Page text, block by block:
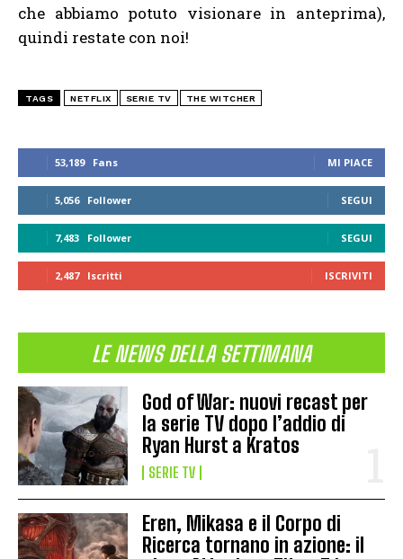
53,189 Fans MI PIACE
5,056 Follower SEGUI
7,483 Follower SEGUI
2,487 Iscritti ISCRIVITI
LE NEWS DELLA SETTIMANA
God of War: nuovi recast per
la serie TV dopo l’addio di
Ryan Hurst a Kratos
SERIE TV
Eren, Mikasa e il Corpo di
Ricerca tornano in azione: il
che abbiamo potuto visionare in anteprima),
quindi restate con noi!
TAGS NETFLIX SERIE TV THE WITCHER